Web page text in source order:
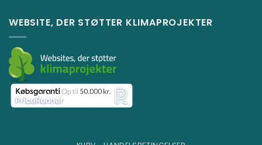
WEBSITE, DER STØTTER KLIMAPROJEKTER